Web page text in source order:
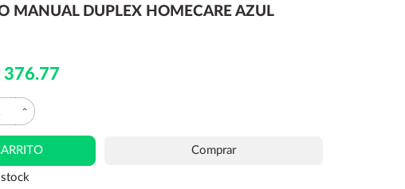
MANUAL DUPLEX HOMECARE AZUL
376.77
expand_less
Comprar